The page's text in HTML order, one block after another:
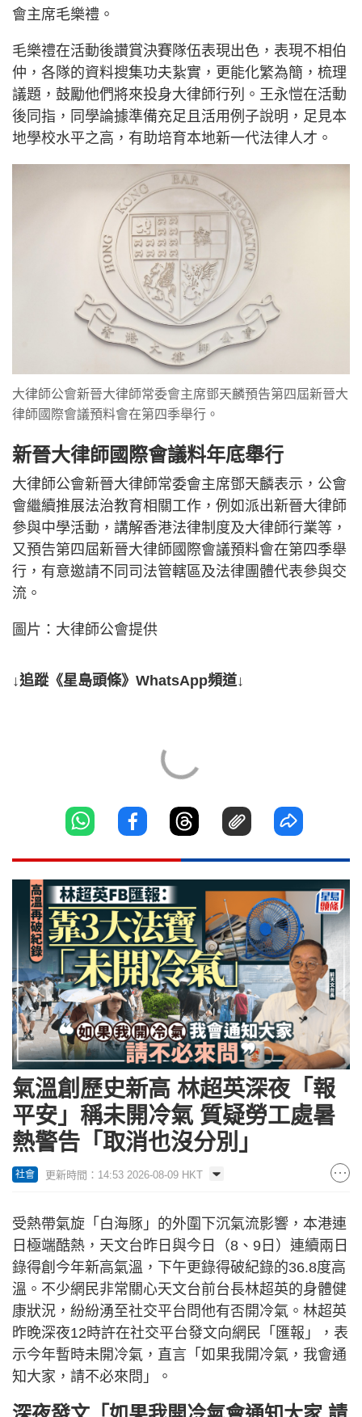
會主席毛樂禮。
毛樂禮在活動後讚賞決賽隊伍表現出色，表現不相伯
仲，各隊的資料搜集功夫紥實，更能化繁為簡，梳理
議題，鼓勵他們將來投身大律師行列。王永愷在活動
後同指，同學論據準備充足且活用例子說明，足見本
地學校水平之高，有助培育本地新一代法律人才。
大律師公會新晉大律師常委會主席鄧天麟預告第四屆新晉大
律師國際會議預料會在第四季舉行。
新晉大律師國際會議料年底舉行
大律師公會新晉大律師常委會主席鄧天麟表示，公會
會繼續推展法治教育相關工作，例如派出新晉大律師
參與中學活動，講解香港法律制度及大律師行業等，
又預告第四屆新晉大律師國際會議預料會在第四季舉
行，有意邀請不同司法管轄區及法律團體代表參與交
流。
圖片：大律師公會提供
↓追蹤《星島頭條》WhatsApp頻道↓
氣溫創歷史新高 林超英深夜「報
平安」稱未開冷氣 質疑勞工處暑
熱警告「取消也沒分別」
社會 更新時間：14:53 2026-08-09 HKT
受熱帶氣旋「白海豚」的外圍下沉氣流影響，本港連
日極端酷熱，天文台昨日與今日（8、9日）連續兩日
錄得創今年新高氣溫，下午更錄得破紀錄的36.8度高
溫。不少網民非常關心天文台前台長林超英的身體健
康狀況，紛紛湧至社交平台問他有否開冷氣。林超英
昨晚深夜12時許在社交平台發文向網民「匯報」，表
示今年暫時未開冷氣，直言「如果我開冷氣，我會通
知大家，請不必來問」。